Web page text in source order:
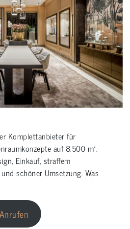
Komplettanbieter für
auf 8.500 m².
Einkauf, straffem
schöner Umsetzung. Was
Anrufen